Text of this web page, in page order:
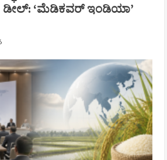
ಡೀಲ್: ‘ಮೆಡಿಕವರ್ ಇಂಡಿಯಾ’